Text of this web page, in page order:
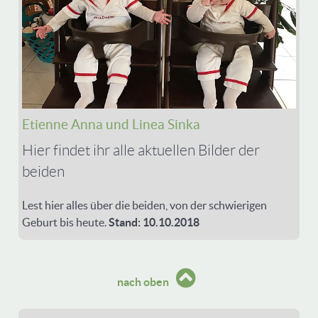
Etienne Anna und Linea Sinka
Hier findet ihr alle aktuellen Bilder der
beiden
Lest hier alles über die beiden, von der schwierigen
Geburt bis heute.Stand: 10.10.2018
nach oben